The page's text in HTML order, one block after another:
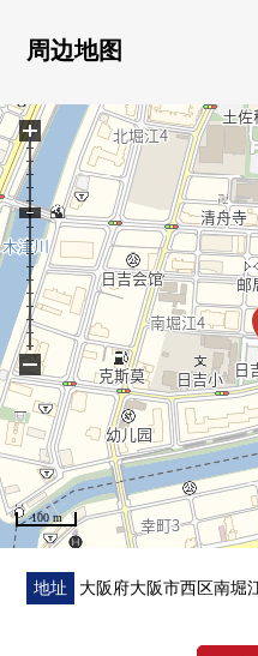
・ 约17.1张塌塌米LDK
・宠物饲养可(出自规章的
・礼貌地使用室内。
▼周边环境
・日吉小学约160m
・堀江中学约330m
・关西超市南堀江商店约
・Koyo堀江商店约290m
・7-Eleven大阪南堀江4丁
・Lawson南堀江4丁目商店
・日吉公园约10m
・永旺梦乐城大阪巨蛋城约
■ 在找想要的家方面给
房源的详细、需讨论是如
周边地图
100 m
+
−
地址 大阪府大阪市西区南堀